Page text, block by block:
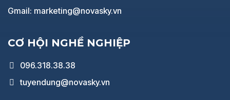
Gmail: marketing@novasky.vn
CƠ HỘI NGHỀ NGHIỆP
096.318.38.38
tuyendung@novasky.vn